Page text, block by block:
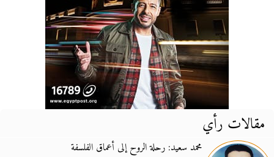
مقالات رأي
محمد سعيد: رحلة الروح إلى أعماق الفلسفة